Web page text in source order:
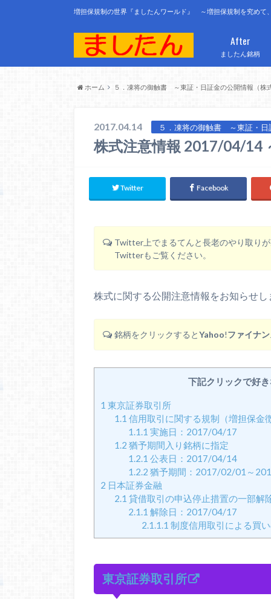
増担保規制の世界『ましたんワールド』 ～増担保規制を究めて
ましたん銘柄
After
ホーム ５．凍将の御触書 ～東証・日証金の公開情報（株
2017.04.14 ５．凍将の御触書 ～東証・日
株式注意情報 2017/04/14
Twitter Facebook
Twitter上でまるてんと長老のやり取り
Twitterもご覧ください。
株式に関する公開注意情報をお知らせし
銘柄をクリックするとYahoo!ファイナ
下記クリックで好
1 東京証券取引所
1.1 信用取引に関する規制（増担保金
1.1.1 実施日：2017/04/17
1.2 猶予期間入り銘柄に指定
1.2.1 公表日：2017/04/14
1.2.2 猶予期間：2017/02/01～
2 日本証券金融
2.1 貸借取引の申込停止措置の一部解
2.1.1 解除日：2017/04/17
2.1.1.1 制度信用取引による買
東京証券取引所